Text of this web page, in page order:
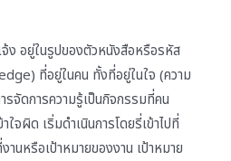
จ้ง อยู่ในรูปของตัวหนังสือหรือรหัส
ที่อยู่ในคน ทั้งที่อยู่ในใจ (ความ
จัดการความรู้เป็นกิจกรรมที่คน
จผิด เริ่มดำเนินการโดยรี่เข้าไปที่
นหรือเป้าหมายของงาน เป้าหมาย